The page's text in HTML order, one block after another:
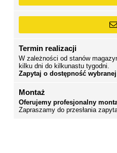
Termin realizacji
W zależności od stanów
kilku dni do kilkunastu tygodni.
Zapytaj o dostępność
Montaż
Oferujemy profesjonalny
Zapraszamy do przesłania